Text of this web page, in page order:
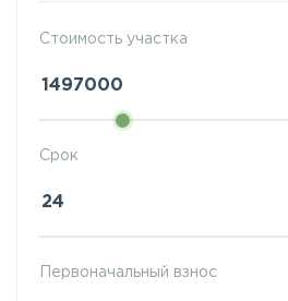
Стоимость участка
Первоначальный взнос
Срок